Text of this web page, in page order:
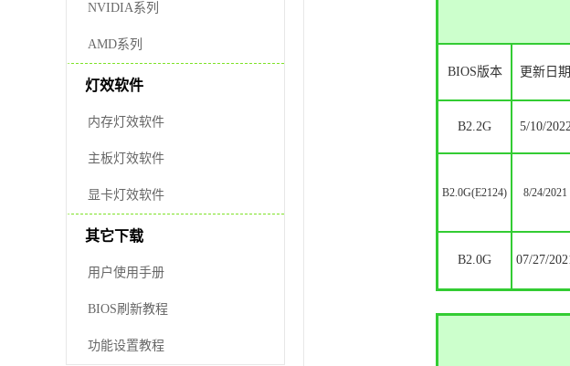
NVIDIA系列
AMD系列
灯效软件
内存灯效软件
主板灯效软件
显卡灯效软件
其它下载
用户使用手册
BIOS刷新教程
功能设置教程
BIOS版本 更新日期
B2.2G 5/10/
B2.0G(E2124) 8/24/2021
B2.0G 07/27/